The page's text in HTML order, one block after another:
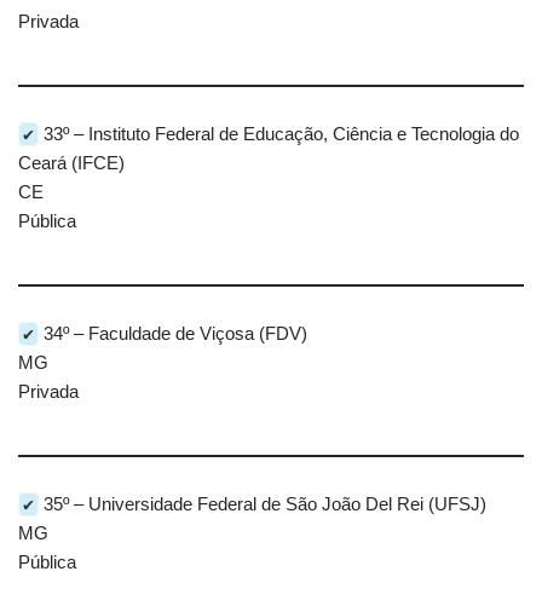
Privada
✔ 33º – Instituto Federal de Educação, Ciência e Tecnologia do
Ceará (IFCE)
CE
Pública
✔ 34º – Faculdade de Viçosa (FDV)
MG
Privada
✔ 35º – Universidade Federal de São João Del Rei (UFSJ)
MG
Pública